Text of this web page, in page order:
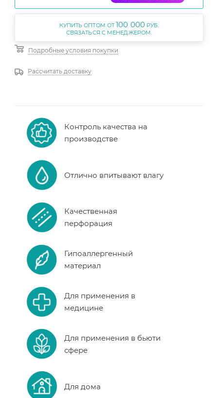
КУПИТЬ ОПТОМ ОТ100 000РУБ.
Подробные условия покупки
Рассчитать доставку
Контроль качества на
производстве
Отлично впитывают влагу
Качественная
перфорация
Гипоаллергенный
материал
Для применения в
медицине
Для применения в бьюти
сфере
Для дома